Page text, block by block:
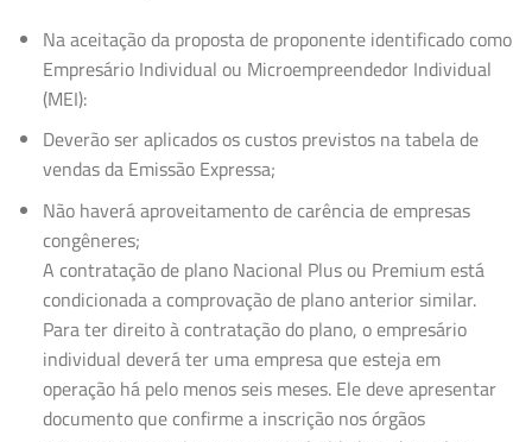
Na aceitação da proposta de proponente identificado como
Empresário Individual ou Microempreendedor Individual
(MEI):
Deverão ser aplicados os custos previstos na tabela de
vendas da Emissão Expressa;
Não haverá aproveitamento de carência de empresas
congêneres;
A contratação de plano Nacional Plus ou Premium está
condicionada a comprovação de plano anterior similar.
Para ter direito à contratação do plano, o empresário
individual deverá ter uma empresa que esteja em
operação há pelo menos seis meses. Ele deve apresentar
documento que confirme a inscrição nos órgãos